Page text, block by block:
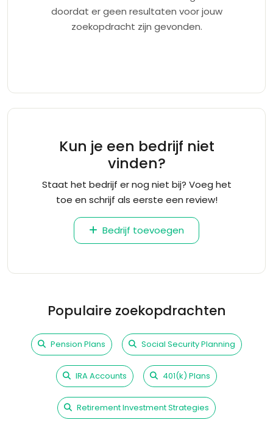
doordat er geen resultaten voor jouw
zoekopdracht zijn gevonden.
Kun je een bedrijf niet
vinden?
Staat het bedrijf er nog niet bij? Voeg het
toe en schrijf als eerste een review!
Bedrijf toevoegen
Populaire zoekopdrachten
Pension Plans Social Security Planning
IRA Accounts 401(k) Plans
Retirement Investment Strategies